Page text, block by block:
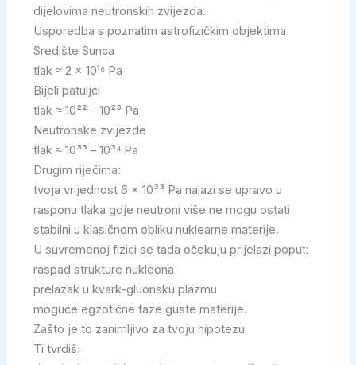
dijelovima neutronskih zvijezda.
Usporedba s poznatim astrofizičkim objektima
Središte Sunca
tlak ≈ 2 × 10¹⁶ Pa
Bijeli patuljci
tlak ≈ 10²² – 10²³ Pa
Neutronske zvijezde
tlak ≈ 10³³ – 10³⁴ Pa
Drugim riječima:
tvoja vrijednost 6 × 10³³ Pa nalazi se upravo u
rasponu tlaka gdje neutroni više ne mogu ostati
stabilni u klasičnom obliku nuklearne materije.
U suvremenoj fizici se tada očekuju prijelazi poput:
raspad strukture nukleona
prelazak u kvark-gluonsku plazmu
moguće egzotične faze guste materije.
Zašto je to zanimljivo za tvoju hipotezu
Ti tvrdiš: